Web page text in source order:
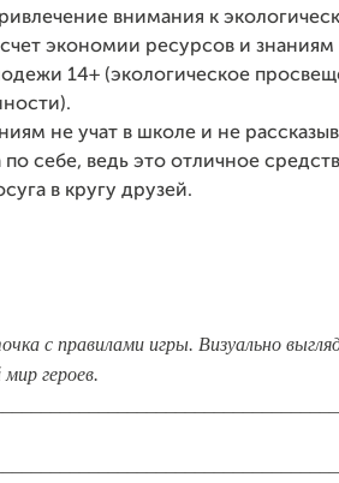
внимания к
экономии ресурсов и знаниям
14+ (экологическое
не учат в школе и не
себе, ведь это отличное
в кругу друзей.
с правилами игры. Визуально
героев.